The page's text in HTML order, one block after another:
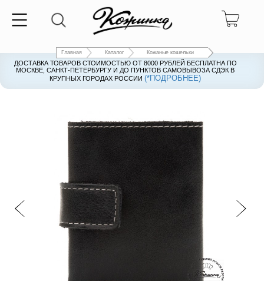
Главная Каталог Кожаные кошельки
ДОСТАВКА ТОВАРОВ СТОИМОСТЬЮ ОТ 8000 РУБЛЕЙ БЕСПЛАТНА ПО
МОСКВЕ, САНКТ-ПЕТЕРБУРГУ И ДО ПУНКТОВ САМОВЫВОЗА СДЭК В
КРУПНЫХ ГОРОДАХ РОССИИ(*ПОДРОБНЕЕ)
ДОСТАВКА ТОВАРОВ СТОИМОСТЬЮ ОТ 8000 РУБЛЕЙ БЕСПЛАТНА ПО
МОСКВЕ, САНКТ-ПЕТЕРБУРГУ И ДО ПУНКТОВ САМОВЫВОЗА СДЭК В
КРУПНЫХ ГОРОДАХ РОССИИ(*ПОДРОБНЕЕ)